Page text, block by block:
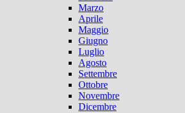
Marzo
Aprile
Maggio
Giugno
Luglio
Agosto
Settembre
Ottobre
Novembre
Dicembre